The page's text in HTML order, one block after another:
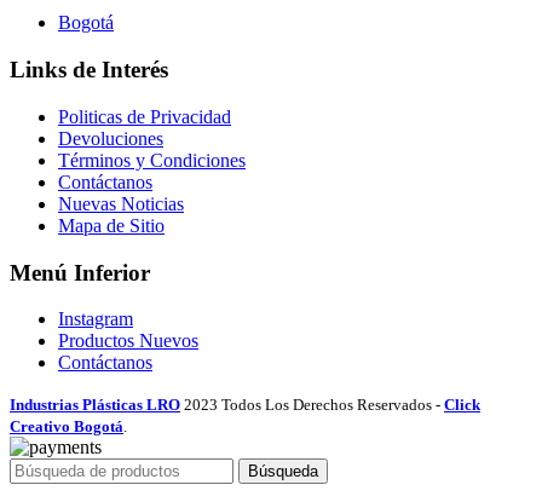
Bogotá
Links de Interés
Politicas de Privacidad
Devoluciones
Términos y Condiciones
Contáctanos
Nuevas Noticias
Mapa de Sitio
Menú Inferior
Instagram
Productos Nuevos
Contáctanos
Industrias Plásticas LRO 2023 Todos Los Derechos Reservados - Click
Creativo Bogotá.
Búsqueda